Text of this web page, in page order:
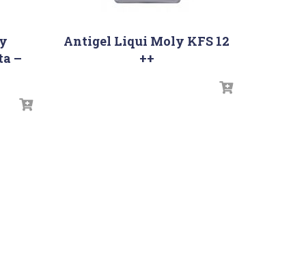
–
Antigel Liqui Moly KFS 12
++